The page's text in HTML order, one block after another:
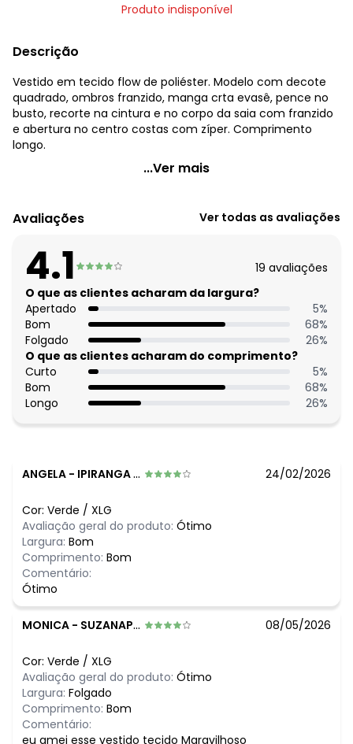
Produto indisponível
Descrição
Vestido em tecido flow de poliéster. Modelo com decote
quadrado, ombros franzido, manga crta evasê, pence no
busto, recorte na cintura e no corpo da saia com franzido
e abertura no centro costas com zíper. Comprimento
longo.
Quintess - Vestido Verde com Recortes
Modelagem: Solto
Comprimento da manga: Curta
Comprimento: Longo
Decote frente: Quadrado
Fechamento: Zíper
Histórico de preços
O preço apresentado abaixo é o menor oferecido em
algum dia do mês, para o menor tamanho disponível.
agosto/2026
N/D*
julho/2026 N/D*
junho/2026 N/D*
maio/2026 N/D*
fevereiro/2026 N/D*
...Ver mais
Avaliações Ver todas as avaliações
4.1 19 avaliações
O que as clientes acharam da largura?
Apertado
5%
Bom
68%
Folgado
26%
O que as clientes acharam do comprimento?
Curto
5%
Bom
68%
Longo
26%
ANGELA - IPIRANGA DO SUL - RS 24/02/2026
Cor: Verde / XLG
Avaliação geral do produto: Ótimo
Largura: Bom
Comprimento: Bom
Comentário:
Ótimo
MONICA - SUZANAPOLIS - SP 08/05/2026
Cor: Verde / XLG
Avaliação geral do produto: Ótimo
Largura: Folgado
Comprimento: Bom
Comentário:
eu amei esse vestido tecido Maravilhoso